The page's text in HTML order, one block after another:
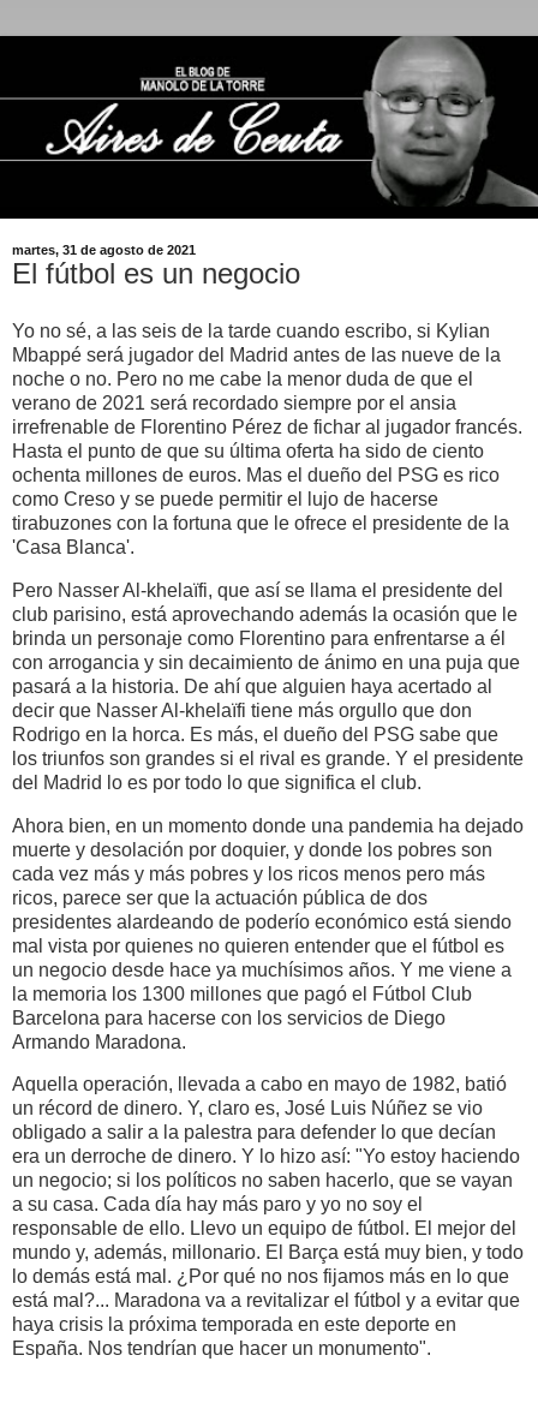
martes, 31 de agosto de 2021
El fútbol es un negocio
Yo no sé, a las seis de la tarde cuando escribo, si Kylian
Mbappé será jugador del Madrid antes de las nueve de la
noche o no. Pero no me cabe la menor duda de que el
verano de 2021 será recordado siempre por el ansia
irrefrenable de Florentino Pérez de fichar al jugador francés.
Hasta el punto de que su última oferta ha sido de ciento
ochenta millones de euros. Mas el dueño del PSG es rico
como Creso y se puede permitir el lujo de hacerse
tirabuzones con la fortuna que le ofrece el presidente de la
'Casa Blanca'.
Pero Nasser Al-khelaïfi, que así se llama el presidente del
club parisino, está aprovechando además la ocasión que le
brinda un personaje como Florentino para enfrentarse a él
con arrogancia y sin decaimiento de ánimo en una puja que
pasará a la historia. De ahí que alguien haya acertado al
decir que Nasser Al-khelaïfi tiene más orgullo que don
Rodrigo en la horca. Es más, el dueño del PSG sabe que
los triunfos son grandes si el rival es grande. Y el presidente
del Madrid lo es por todo lo que significa el club.
Ahora bien, en un momento donde una pandemia ha dejado
muerte y desolación por doquier, y donde los pobres son
cada vez más y más pobres y los ricos menos pero más
ricos, parece ser que la actuación pública de dos
presidentes alardeando de poderío económico está siendo
mal vista por quienes no quieren entender que el fútbol es
un negocio desde hace ya muchísimos años. Y me viene a
la memoria los 1300 millones que pagó el Fútbol Club
Barcelona para hacerse con los servicios de Diego
Armando Maradona.
Aquella operación, llevada a cabo en mayo de 1982, batió
un récord de dinero. Y, claro es, José Luis Núñez se vio
obligado a salir a la palestra para defender lo que decían
era un derroche de dinero. Y lo hizo así: "Yo estoy haciendo
un negocio; si los políticos no saben hacerlo, que se vayan
a su casa. Cada día hay más paro y yo no soy el
responsable de ello. Llevo un equipo de fútbol. El mejor del
mundo y, además, millonario. El Barça está muy bien, y todo
lo demás está mal. ¿Por qué no nos fijamos más en lo que
está mal?... Maradona va a revitalizar el fútbol y a evitar que
haya crisis la próxima temporada en este deporte en
España. Nos tendrían que hacer un monumento".